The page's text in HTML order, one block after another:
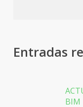
Entradas
BIM